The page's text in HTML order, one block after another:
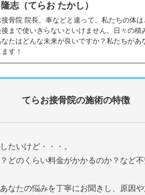
志（てらお たかし）
接骨院 院長。車などと違って、私たちの体
後まで使いきらないといけません。日々の積
たはどんな未来が良いですか？私たちがあ
す！
てらお接骨院の施術の特徴
たいけど・・・。
どのくらい料金がかかるのか？など
なたの悩みを丁寧にお聞きし、原因